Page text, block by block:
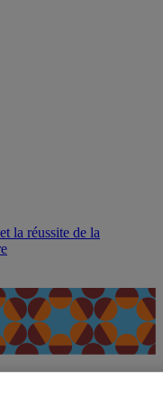
la réussite de la